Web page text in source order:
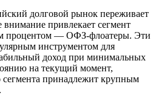
долговой рынок переживает
внимание привлекает сегмент
процентом — ОФЗ-флоатеры. Эти
инструментом для
доход при минимальных
на текущий момент,
сегмента принадлежит крупным